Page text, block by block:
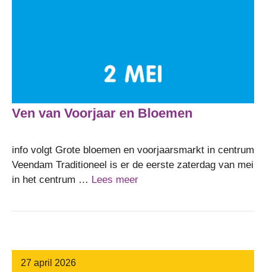
Ven van Voorjaar en Bloemen
info volgt Grote bloemen en voorjaarsmarkt in centrum
Veendam Traditioneel is er de eerste zaterdag van mei
in het centrum … Lees meer
27 april 2026